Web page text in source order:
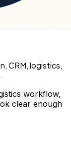
CRM, logistics,
workflow,
clear enough